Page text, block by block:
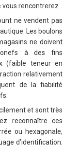
vous rencontrerez.
ne vendent pas
Les boulons
ne doivent
à des fins
(faible teneur en
relativement
de la fiabilité
et sont très
reconnaître ces
ou hexagonale,
d’identification.